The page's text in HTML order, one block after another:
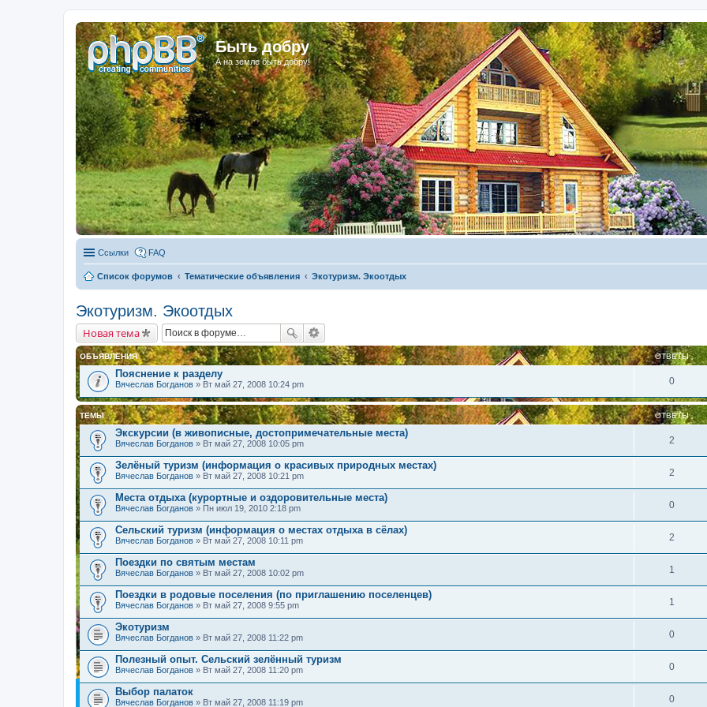
Быть добру
А на земле быть добру!
Ссылки FAQ
Список форумов Тематические объявления Экотуризм. Экоотдых
Экотуризм. Экоотдых
Новая тема
ОБЪЯВЛЕНИЯ ОТВЕТЫ
Пояснение к разделу
Вячеслав Богданов » Вт май 27, 2008 10:24 pm 0
ТЕМЫ ОТВЕТЫ
Экскурсии (в живописные, достопримечательные места)
Вячеслав Богданов » Вт май 27, 2008 10:05 pm 2
Зелёный туризм (информация о красивых природных местах)
Вячеслав Богданов » Вт май 27, 2008 10:21 pm 2
Места отдыха (курортные и оздоровительные места)
Вячеслав Богданов » Пн июл 19, 2010 2:18 pm 0
Сельский туризм (информация о местах отдыха в сёлах)
Вячеслав Богданов » Вт май 27, 2008 10:11 pm 2
Поездки по святым местам
Вячеслав Богданов » Вт май 27, 2008 10:02 pm 1
Поездки в родовые поселения (по приглашению поселенцев)
Вячеслав Богданов » Вт май 27, 2008 9:55 pm 1
Экотуризм
Вячеслав Богданов » Вт май 27, 2008 11:22 pm 0
Полезный опыт. Сельский зелённый туризм
Вячеслав Богданов » Вт май 27, 2008 11:20 pm 0
Выбор палаток
Вячеслав Богданов » Вт май 27, 2008 11:19 pm 0